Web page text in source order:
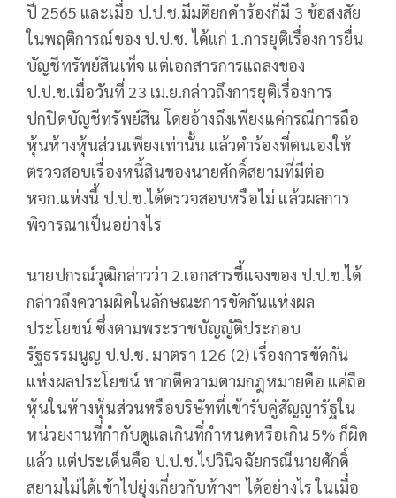
ปี 2565 และเมื่อ ป.ป.ช.มีมติยกคำร้องก็มี 3 ข้อสงสัย
ในพฤติการณ์ของ ป.ป.ช. ได้แก่ 1.การยุติเรื่องการยื่น
บัญชีทรัพย์สินเท็จ แต่เอกสารการแถลงของ
ป.ป.ช.เมื่อวันที่ 23 เม.ย.กล่าวถึงการยุติเรื่องการ
ปกปิดบัญชีทรัพย์สิน โดยอ้างถึงเพียงแค่กรณีการถือ
หุ้นห้างหุ้นส่วนเพียงเท่านั้น แล้วคำร้องที่ตนเองให้
ตรวจสอบเรื่องหนี้สินของนายศักดิ์สยามที่มีต่อ
หจก.แห่งนี้ ป.ป.ช.ได้ตรวจสอบหรือไม่ แล้วผลการ
พิจารณาเป็นอย่างไร
นายปกรณ์วุฒิกล่าวว่า 2.เอกสารชี้แจงของ ป.ป.ช.ได้
กล่าวถึงความผิดในลักษณะการขัดกันแห่งผล
ประโยชน์ ซึ่งตามพระราชบัญญัติประกอบ
รัฐธรรมนูญ ป.ป.ช. มาตรา 126 (2) เรื่องการขัดกัน
แห่งผลประโยชน์ หากตีความตามกฎหมายคือ แค่ถือ
หุ้นในห้างหุ้นส่วนหรือบริษัทที่เข้ารับคู่สัญญารัฐใน
หน่วยงานที่กำกับดูแลเกินที่กำหนดหรือเกิน 5% ก็ผิด
แล้ว แต่ประเด็นคือ ป.ป.ช.ไปวินิจฉัยกรณีนายศักดิ์
สยามไม่ได้เข้าไปยุ่งเกี่ยวกับห้างฯ ได้อย่างไร ในเมื่อ